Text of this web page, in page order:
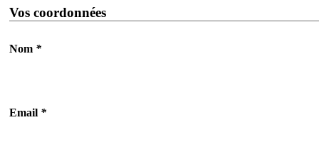
Vos coordonnées
Nom *
Email *